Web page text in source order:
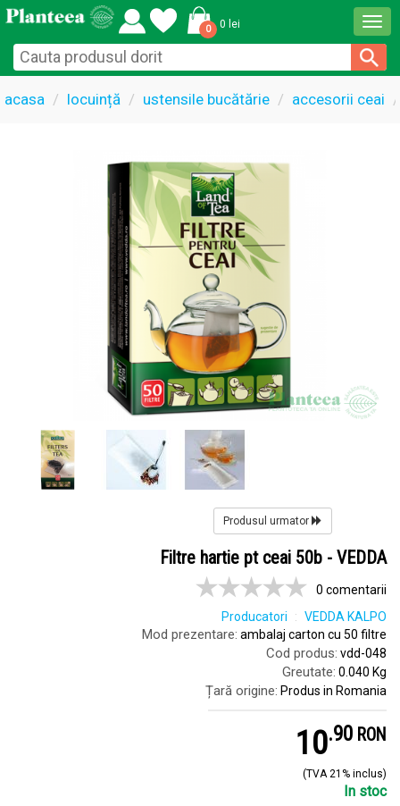
0 0 lei
acasa locuință ustensile bucătărie accesorii ceai
Produsul urmator
Filtre hartie pt ceai 50b - VEDDA
0 comentarii
Producatori
VEDDA KALPO
Mod prezentare: ambalaj carton cu 50 filtre
Cod produs: vdd-048
Greutate: 0.040 Kg
Țară origine: Produs in Romania
10.9 RON
(TVA 21% inclus)
In stoc